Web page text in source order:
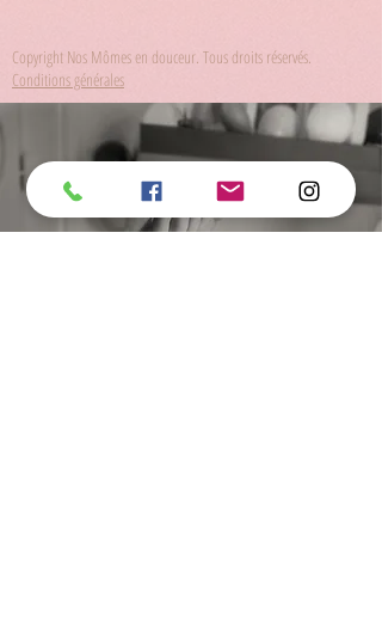
Copyright Nos Mômes en douceur. Tous droits réservés.
Conditions générales